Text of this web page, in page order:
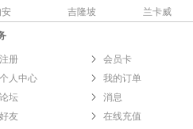
吉隆坡 兰卡威
册
会员卡
人中心
我的订单
坛
消息
友
在线充值